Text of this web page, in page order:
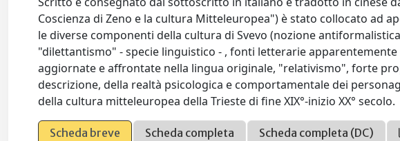
Coscienza di Zeno e la cultura Mitteleuropea") è stato collocato ad
le diverse componenti della cultura di Svevo (nozione
"dilettantismo" - specie linguistico - , fonti letterarie
aggiornate e affrontate nella lingua originale, "relativismo", forte
descrizione, della realtà psicologica e comportamentale dei
della cultura mitteleuropea della Trieste di fine XIX°-inizio XX° secolo.
Scheda breve Scheda completa Scheda completa (DC)